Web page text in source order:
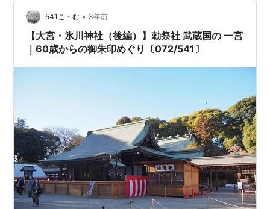
橋を渡れば大きな楼門。 楼門重層の桧皮葺総欅白木造で
明治36年追遠会事業により再建されました。左右の筋塀
は寺社の最高位を示す五本筋となっています。出典：…
541こ・む • 3年前
【大宮・氷川神社（後編）】勅祭社 武蔵国の 一宮
｜60歳からの御朱印めぐり〔072/541〕